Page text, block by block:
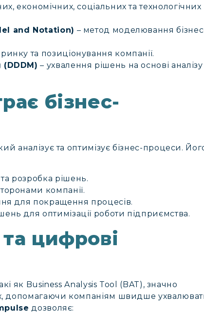
економічних, соціальних та технологічних
and Notation) – метод моделювання
та позиціонування компанії.
– ухвалення рішень на основі аналізу
бізнес-
аналізує та оптимізує бізнес-процеси.
розробка рішень.
компанії.
для покращення процесів.
для оптимізації роботи підприємства.
та цифрові
як Business Analysis Tool (BAT), значно
допомагаючи компаніям швидше
дозволяє: